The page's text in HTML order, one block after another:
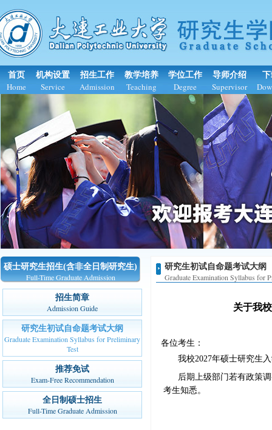
首页
Home
机构设置
Service
招生工作
Admission
教学培养
Teaching
学位工作
Degree
导师介绍
Supervisor
硕士研究生招生(含非全日制研究生)
Full-Time Graduate Admission
招生简章
Admission Guide
研究生初试自命题考试大纲
Graduate Examination Syllabus for Preliminary
Test
推荐免试
Exam-Free Recommendation
全日制硕士招生
Full-Time Graduate Admission
研究生初试自命题考试大纲
Graduate Examination Syllabus for
关于我
各位考生：
我校2027年硕士研究生入
后期上级部门若有政策
考生知悉。